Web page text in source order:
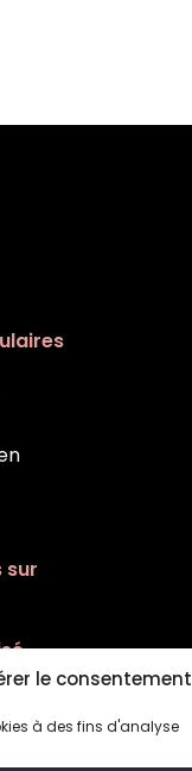
le consentement
à des fins d'analyse
sur